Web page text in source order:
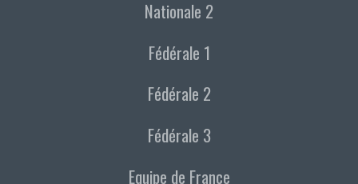
Nationale 2
Fédérale 1
Fédérale 2
Fédérale 3
Equipe de France